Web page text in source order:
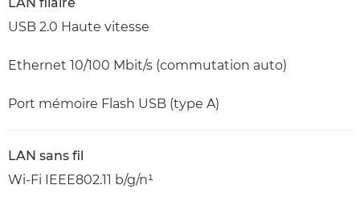
USB 2.0 Haute vitesse
Ethernet 10/100 Mbit/s (commutation auto)
Port mémoire Flash USB (type A)
LAN sans fil
Wi-Fi IEEE802.11 b/g/n¹